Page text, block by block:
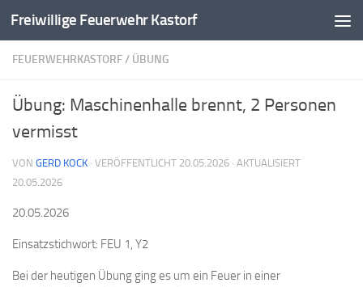
Zum Inhalt springen
Freiwillige Feuerwehr Kastorf
FEUERWEHRKASTORF/ ÜBUNG
Übung: Maschinenhalle brennt, 2 Personen
vermisst
VON GERD KOCK · VERÖFFENTLICHT 20.05.2026 · AKTUALISIERT
20.05.2026
20.05.2026
Einsatzstichwort: FEU 1, Y2
Bei der heutigen Übung ging es um ein Feuer in einer